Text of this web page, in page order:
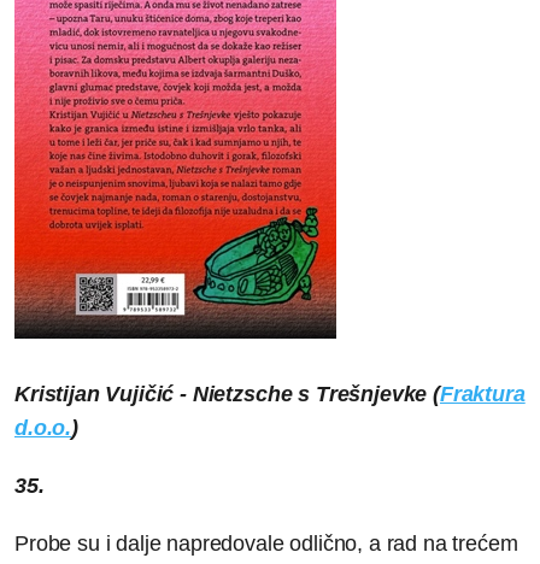
Kristijan Vujičić - Nietzsche s Trešnjevke (Fraktura
d.o.o.)
35.
Probe su i dalje napredovale odlično, a rad na trećem